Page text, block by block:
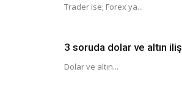
Trader ise; Forex ya...
3 soruda dolar ve altın
Dolar ve altın...